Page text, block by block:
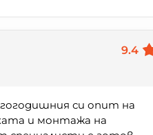
9.4
си опит на
и монтажа на